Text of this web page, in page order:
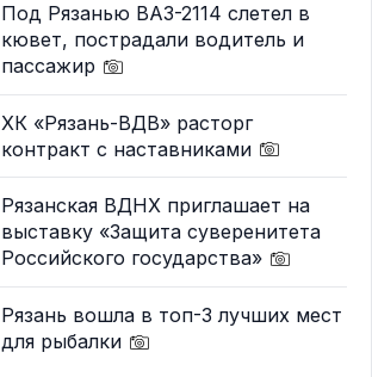
Под Рязанью ВАЗ-2114 слетел в
кювет, пострадали водитель и
пассажир
ХК «Рязань-ВДВ» расторг
контракт с наставниками
Рязанская ВДНХ приглашает на
выставку «Защита суверенитета
Российского государства»
Рязань вошла в топ-3 лучших мест
для рыбалки